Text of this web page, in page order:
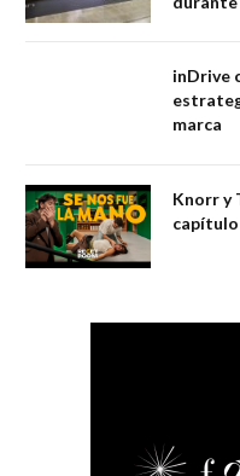
inDrive
marca
Knorr y
capítulo